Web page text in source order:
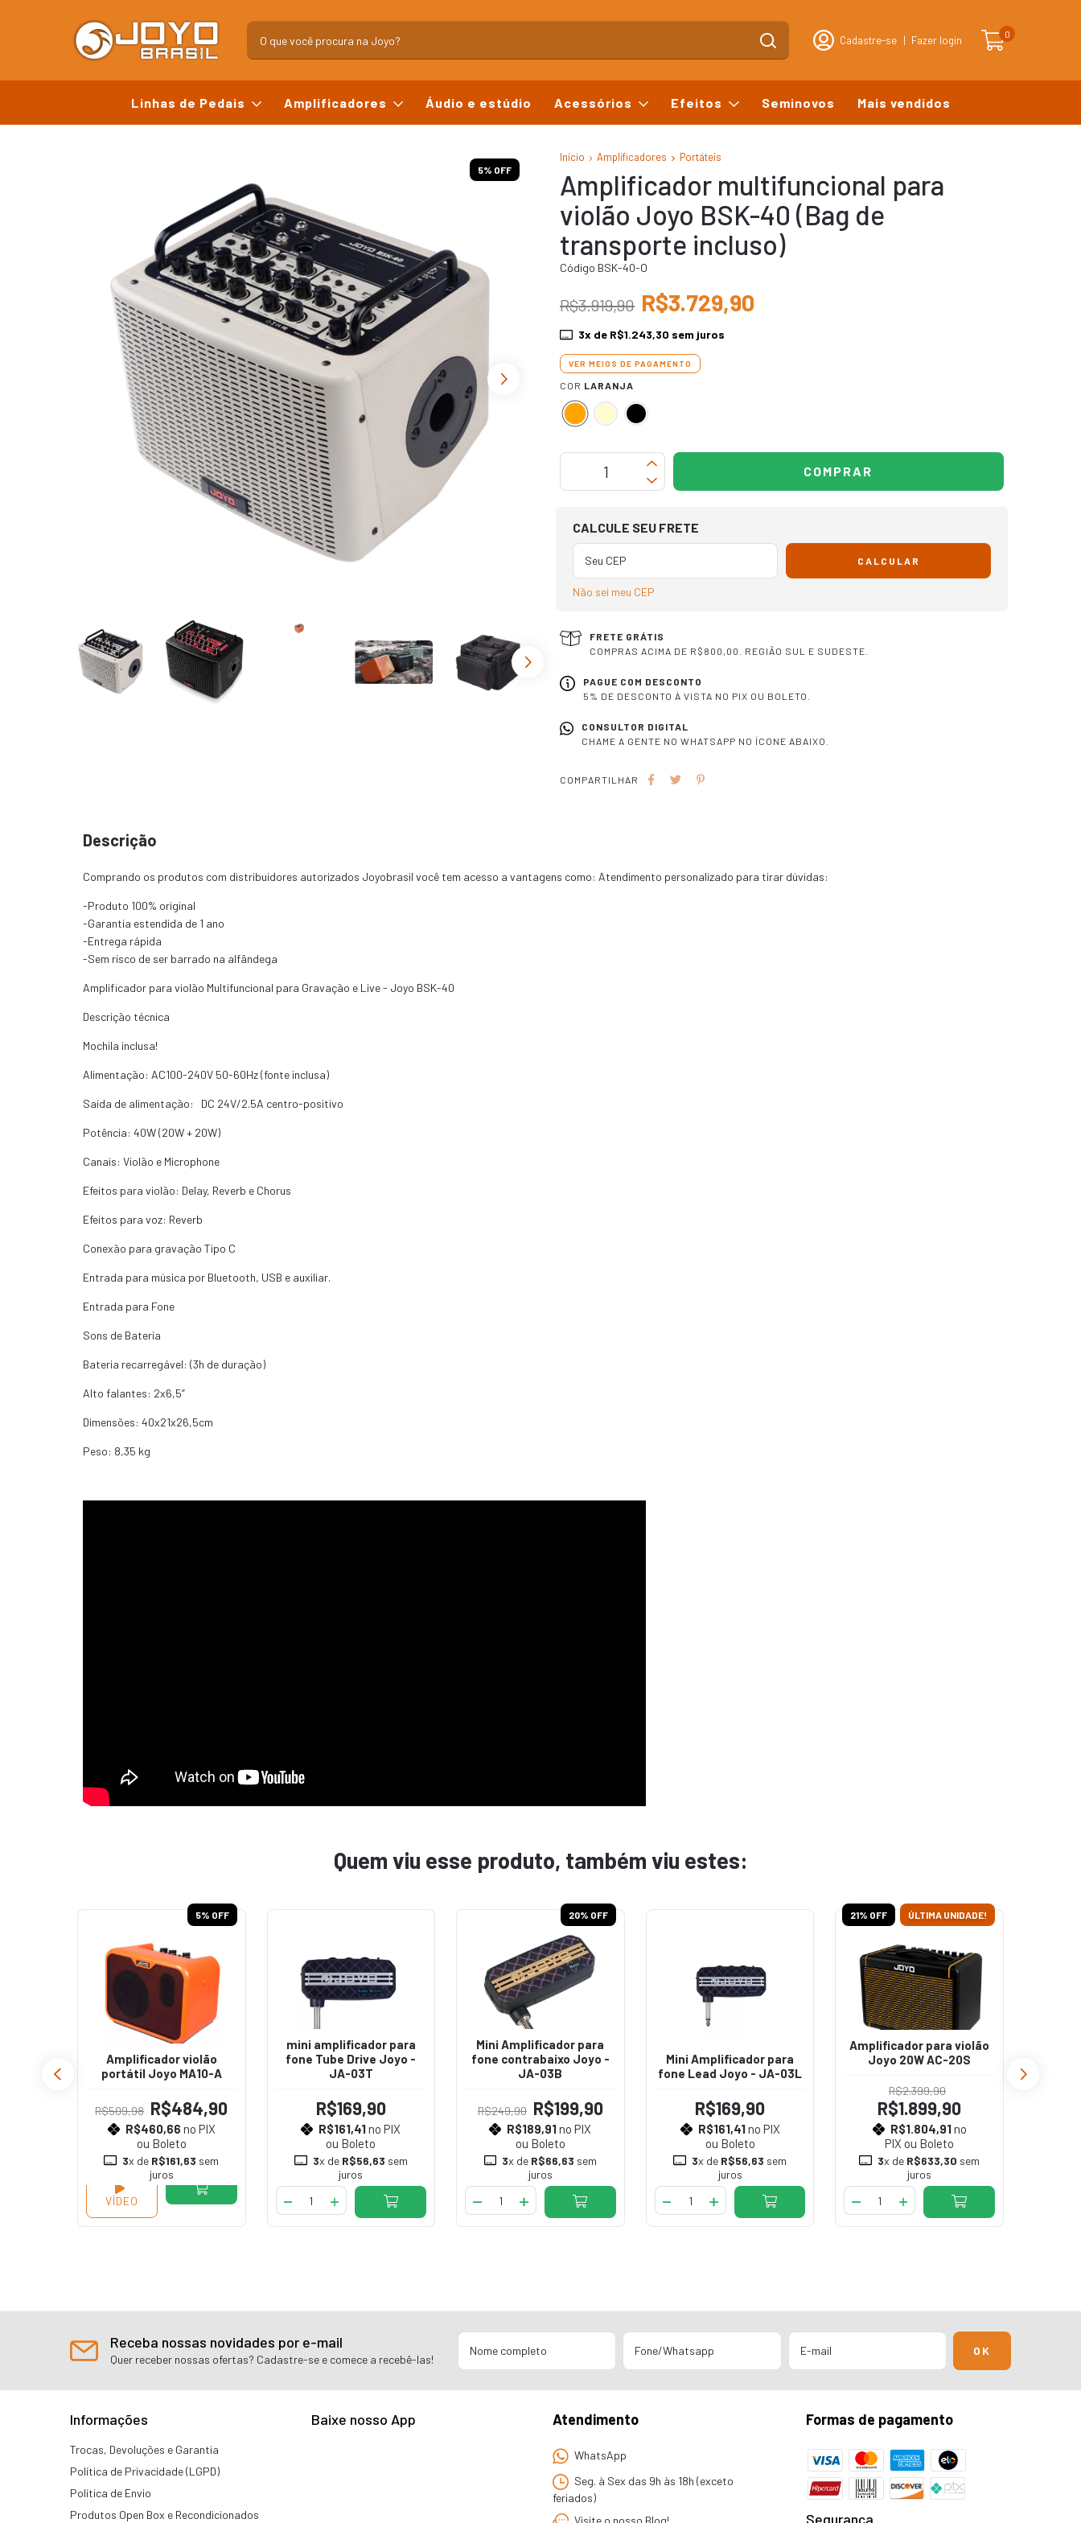
Cadastre-se | Fazer login 0
Linhas de Pedais Amplificadores Áudio e estúdio Acessórios Efeitos Seminovos Mais vendidos
5% OFF
Início Amplificadores Portáteis
Amplificador multifuncional para
violão Joyo BSK-40 (Bag de
transporte incluso)
Código BSK-40-O
R$3.919,90 R$3.729,90
3x de R$1.243,30 sem juros
VER MEIOS DE PAGAMENTO
COR LARANJA
OPÇÕES DE FRETE
CALCULE SEU FRETE
CALCULAR
Não sei meu CEP
FRETE GRÁTIS
COMPRAS ACIMA DE R$800,00. REGIÃO SUL E SUDESTE.
PAGUE COM DESCONTO
5% DE DESCONTO À VISTA NO PIX OU BOLETO.
CONSULTOR DIGITAL
CHAME A GENTE NO WHATSAPP NO ÍCONE ABAIXO.
COMPARTILHAR
Descrição
Comprando os produtos com distribuidores autorizados Joyobrasil você tem acesso a vantagens como: Atendimento personalizado para tirar dúvidas:
-Produto 100% original
-Garantia estendida de 1 ano
-Entrega rápida
-Sem risco de ser barrado na alfândega
Amplificador para violão Multifuncional para Gravação e Live - Joyo BSK-40
Descrição técnica
Mochila inclusa!
Alimentação: AC100-240V 50-60Hz (fonte inclusa)
Saída de alimentação: DC 24V/2.5A centro-positivo
Potência: 40W (20W + 20W)
Canais: Violão e Microphone
Efeitos para violão: Delay, Reverb e Chorus
Efeitos para voz: Reverb
Conexão para gravação Tipo C
Entrada para música por Bluetooth, USB e auxiliar.
Entrada para Fone
Sons de Bateria
Bateria recarregável: (3h de duração)
Alto falantes: 2x6,5”
Dimensões: 40x21x26,5cm
Peso: 8,35 kg
Quem viu esse produto, também viu estes:
5% OFF
Amplificador violão
portátil Joyo MA10-A
R$509,98 R$484,90
R$460,66 no PIX
ou Boleto
3x de R$161,63 sem
juros
VÍDEO
mini amplificador para
fone Tube Drive Joyo -
JA-03T
R$169,90
R$161,41no PIX
ou Boleto
3x de R$56,63 sem
juros
20% OFF
Mini Amplificador para
fone contrabaixo Joyo -
JA-03B
R$249,90 R$199,90
R$189,91no PIX
ou Boleto
3x de R$66,63 sem
juros
Mini Amplificador para
fone Lead Joyo - JA-03L
R$169,90
R$161,41no PIX
ou Boleto
3x de R$56,63 sem
juros
21% OFF ÚLTIMA UNIDADE!
Amplificador para violão
Joyo 20W AC-20S
R$2.399,90
R$1.899,90
R$1.804,91no
PIX ou Boleto
3x de R$633,30 sem
juros
Receba nossas novidades por e-mail
Quer receber nossas ofertas? Cadastre-se e comece a recebê-las!
Informações
Trocas, Devoluções e Garantia
Política de Privacidade (LGPD)
Política de Envio
Produtos Open Box e Recondicionados
Baixe nosso App Atendimento
WhatsApp
Seg. à Sex das 9h às 18h (exceto
feriados)
Visite o nosso Blog!
Formas de pagamento
Segurança